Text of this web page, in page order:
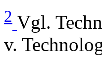
2 Vgl.
v.